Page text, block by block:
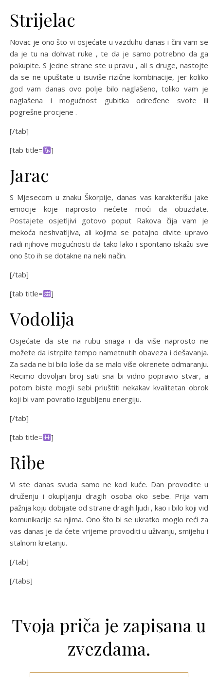
Strijelac
Novac je ono što vi osjećate u vazduhu danas i čini vam se
da je tu na dohvat ruke , te da je samo potrebno da ga
pokupite. S jedne strane ste u pravu , ali s druge, nastojte
da se ne upuštate u isuviše rizične kombinacije, jer koliko
god vam danas ovo polje bilo naglašeno, toliko vam je
naglašena i mogućnost gubitka određene svote ili
pogrešne procjene .
[/tab]
[tab title=
]
Jarac
S Mjesecom u znaku Škorpije, danas vas karakterišu jake
emocije koje naprosto nećete moći da obuzdate.
Postajete osjetljivi gotovo poput Rakova čija vam je
mekoća neshvatljiva, ali kojima se potajno divite upravo
radi njihove mogućnosti da tako lako i spontano iskažu sve
ono što ih se dotakne na neki način.
[/tab]
[tab title=
]
Vodolija
Osjećate da ste na rubu snaga i da više naprosto ne
možete da istrpite tempo nametnutih obaveza i dešavanja.
Za sada ne bi bilo loše da se malo više okrenete odmaranju.
Recimo dovoljan broj sati sna bi vidno popravio stvar, a
potom biste mogli sebi priuštiti nekakav kvalitetan obrok
koji bi vam povratio izgubljenu energiju.
[/tab]
[tab title=
]
Ribe
Vi ste danas svuda samo ne kod kuće. Dan provodite u
druženju i okupljanju dragih osoba oko sebe. Prija vam
pažnja koju dobijate od strane dragih ljudi , kao i bilo koji vid
komunikacije sa njima. Ono što bi se ukratko moglo reći za
vas danas je da ćete vrijeme provoditi u uživanju, smijehu i
stalnom kretanju.
[/tab]
[/tabs]
Tvoja priča je zapisana u
zvezdama.